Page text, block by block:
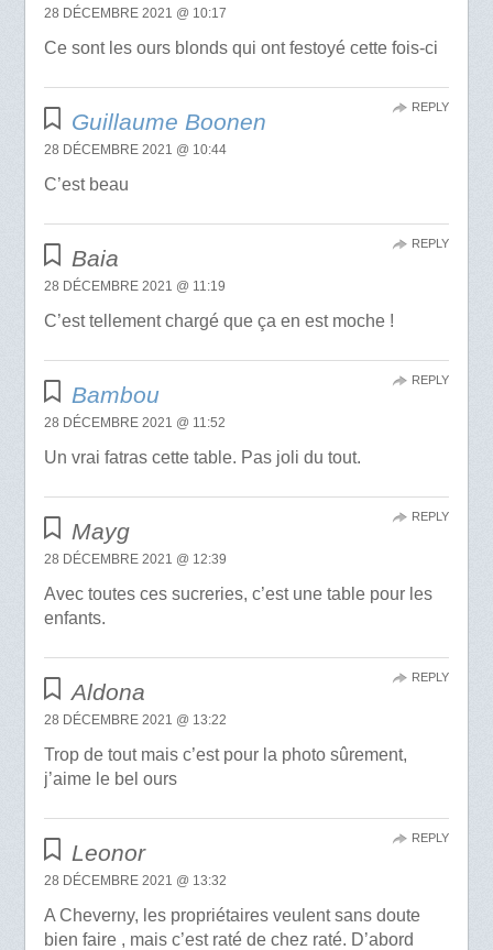
28 DÉCEMBRE 2021 @ 10:17
Ce sont les ours blonds qui ont festoyé cette fois-ci
Guillaume Boonen
28 DÉCEMBRE 2021 @ 10:44
C’est beau
REPLY
Baia
28 DÉCEMBRE 2021 @ 11:19
C’est tellement chargé que ça en est moche !
REPLY
Bambou
28 DÉCEMBRE 2021 @ 11:52
Un vrai fatras cette table. Pas joli du tout.
REPLY
Mayg
28 DÉCEMBRE 2021 @ 12:39
Avec toutes ces sucreries, c’est une table pour les
enfants.
REPLY
Aldona
28 DÉCEMBRE 2021 @ 13:22
Trop de tout mais c’est pour la photo sûrement,
j’aime le bel ours
REPLY
Leonor
28 DÉCEMBRE 2021 @ 13:32
A Cheverny, les propriétaires veulent sans doute
bien faire , mais c’est raté de chez raté. D’abord
REPLY